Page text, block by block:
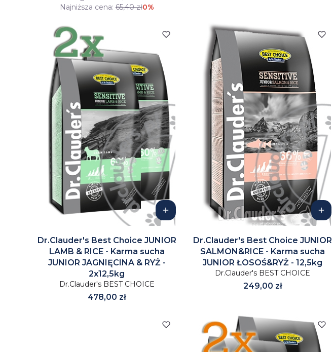
Najniższa cena: 65,40 zł0%
Dr.Clauder's Best Choice JUNIOR
LAMB & RICE - Karma sucha
JUNIOR JAGNIĘCINA & RYŻ -
2x12,5kg
Dr.Clauder's BEST CHOICE
Cena
478,00 zł
Dr.Clauder's Best Choice JUNIOR
SALMON&RICE - Karma sucha
JUNIOR ŁOSOŚ&RYŻ - 12,5kg
Dr.Clauder's BEST CHOICE
Cena
249,00 zł